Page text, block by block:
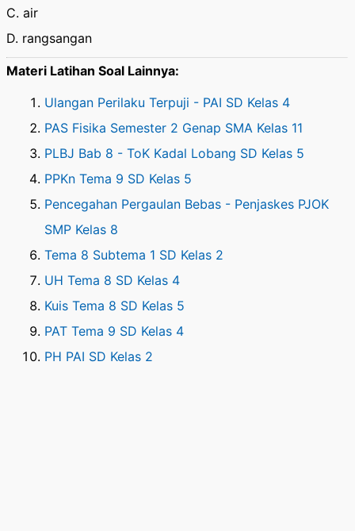
C. air
D. rangsangan
Materi Latihan Soal Lainnya:
Ulangan Perilaku Terpuji - PAI SD Kelas 4
PAS Fisika Semester 2 Genap SMA Kelas 11
PLBJ Bab 8 - ToK Kadal Lobang SD Kelas 5
PPKn Tema 9 SD Kelas 5
Pencegahan Pergaulan Bebas - Penjaskes PJOK
SMP Kelas 8
Tema 8 Subtema 1 SD Kelas 2
UH Tema 8 SD Kelas 4
Kuis Tema 8 SD Kelas 5
PAT Tema 9 SD Kelas 4
PH PAI SD Kelas 2